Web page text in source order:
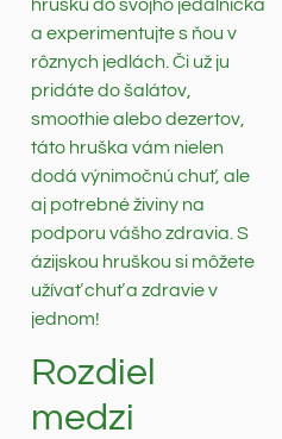
hrušku do svojho jedálnička
a experimentujte s ňou v
rôznych jedlách. Či už ju
pridáte do šalátov,
smoothie alebo dezertov,
táto hruška vám nielen
dodá výnimočnú chuť, ale
aj potrebné živiny na
podporu vášho zdravia. S
ázijskou hruškou si môžete
užívať chuť a zdravie v
jednom!
Rozdiel
medzi